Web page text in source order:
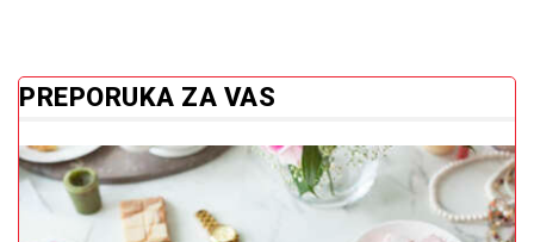
PREPORUKA ZA VAS